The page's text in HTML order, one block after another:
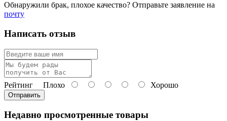
Обнаружили брак, плохое качество? Отправьте заявление на
почту
Написать отзыв
Рейтинг Плохо Хорошо
Отправить
Недавно просмотренные товары